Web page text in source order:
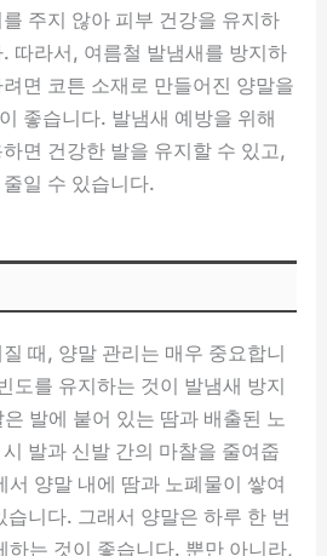
주지 않아 피부 건강을 유지하
따라서, 여름철 발냄새를 방지하
면 코튼 소재로 만들어진 양말을
좋습니다. 발냄새 예방을 위해
면 건강한 발을 유지할 수 있고,
일 수 있습니다.
때, 양말 관리는 매우 중요합니
도를 유지하는 것이 발냄새 방지
발에 붙어 있는 땀과 배출된 노
발과 신발 간의 마찰을 줄여줍
서 양말 내에 땀과 노폐물이 쌓여
습니다. 그래서 양말은 하루 한 번
하는 것이 좋습니다. 뿐만 아니라,